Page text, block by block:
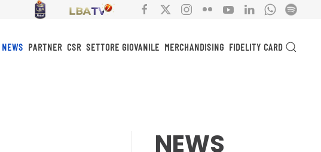
NEWS PARTNER CSR SETTORE GIOVANILE MERCHANDISING FIDELITY CARD
NEWS